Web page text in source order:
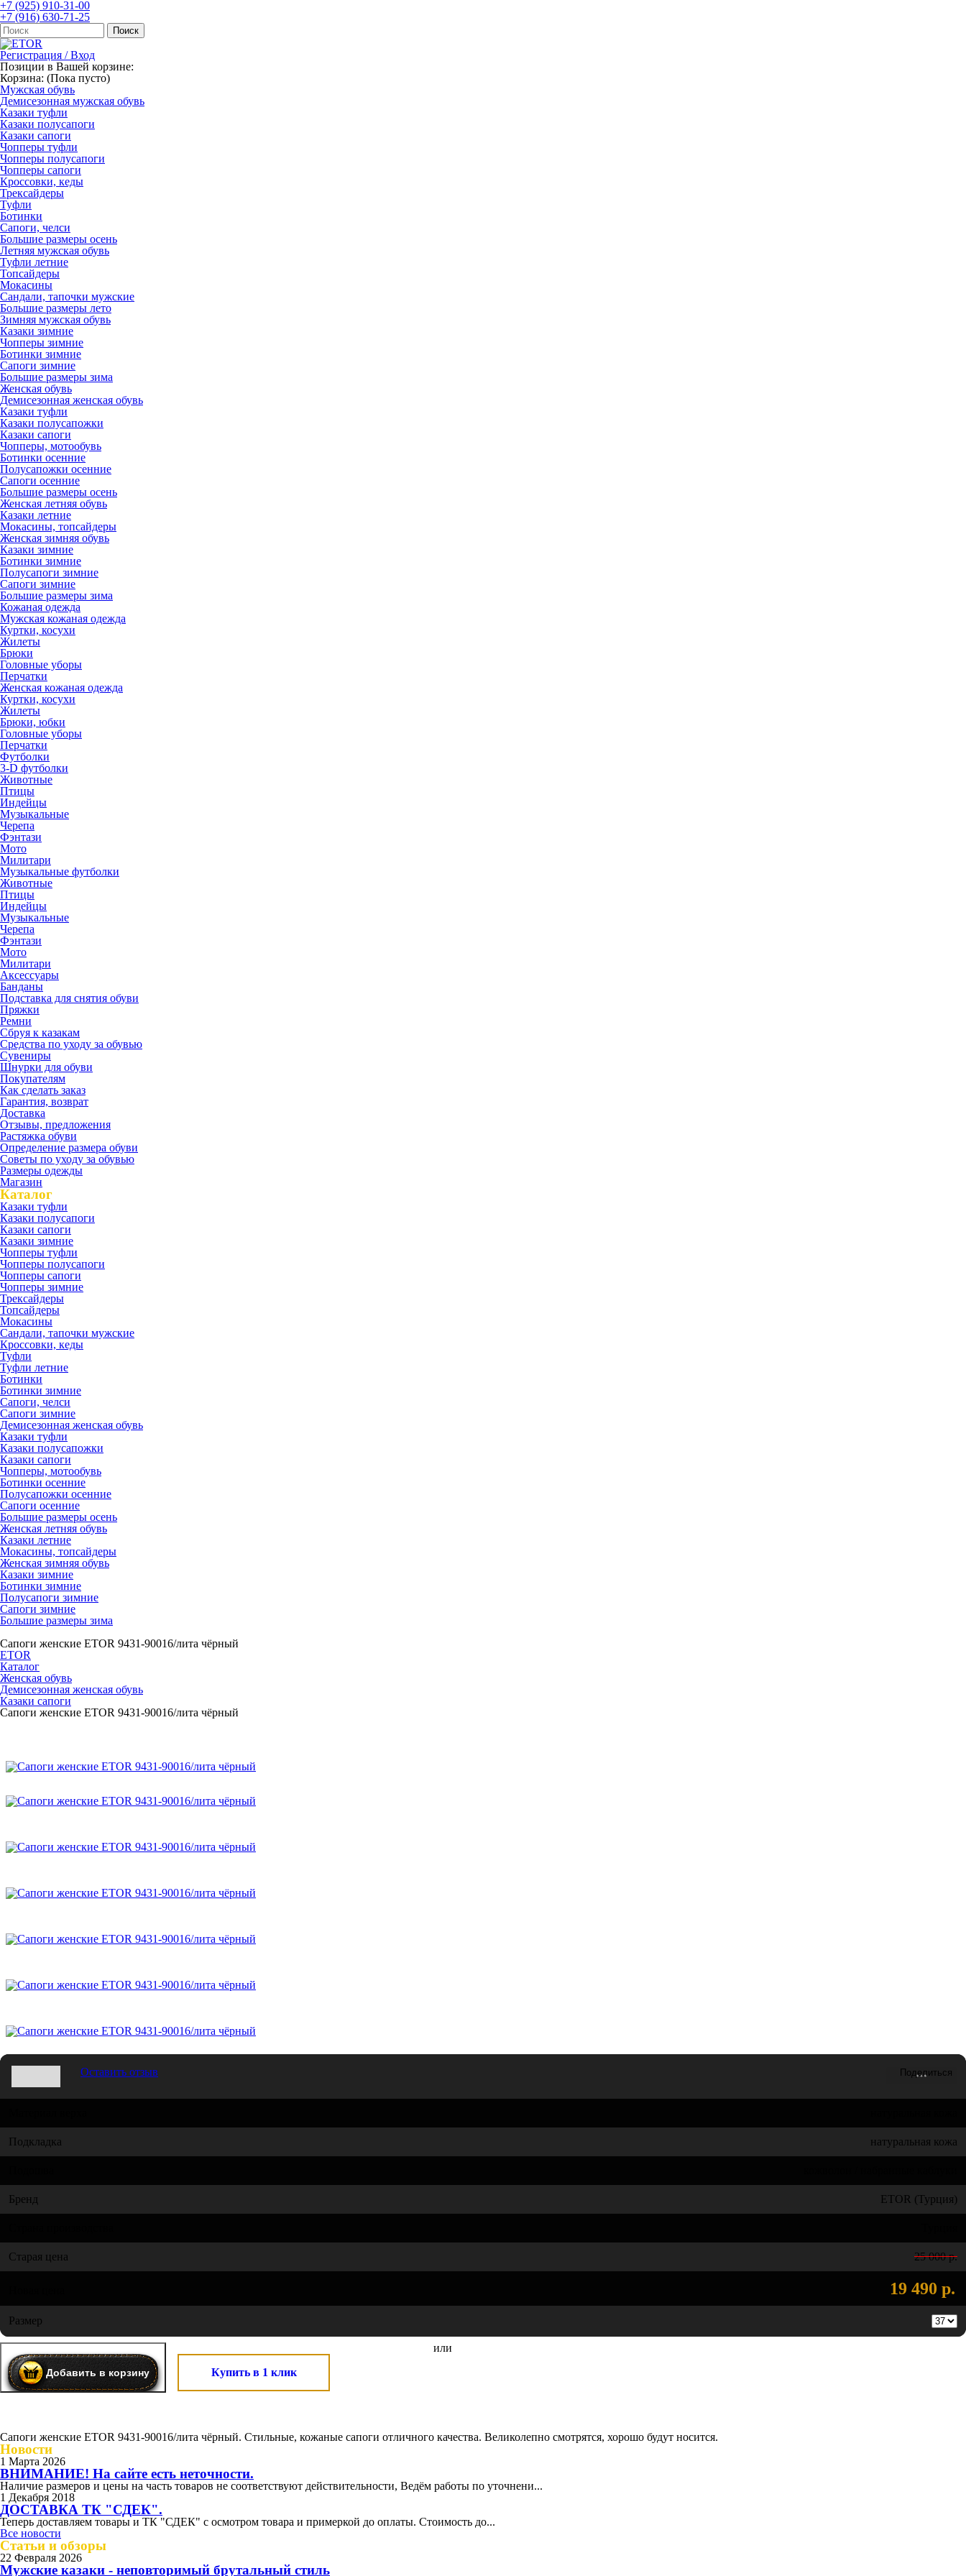
+7 (925) 910-31-00
+7 (916) 630-71-25
Регистрация / Вход
Позиции в Вашей корзине:
Корзина: (Пока пусто)
Мужская обувь
Демисезонная мужская обувь
Казаки туфли
Казаки полусапоги
Казаки сапоги
Чопперы туфли
Чопперы полусапоги
Чопперы сапоги
Кроссовки, кеды
Трексайдеры
Туфли
Ботинки
Сапоги, челси
Большие размеры осень
Летняя мужская обувь
Туфли летние
Топсайдеры
Мокасины
Сандали, тапочки мужские
Большие размеры лето
Зимняя мужская обувь
Казаки зимние
Чопперы зимние
Ботинки зимние
Сапоги зимние
Большие размеры зима
Женская обувь
Демисезонная женская обувь
Казаки туфли
Казаки полусапожки
Казаки сапоги
Чопперы, мотообувь
Ботинки осенние
Полусапожки осенние
Сапоги осенние
Большие размеры осень
Женская летняя обувь
Казаки летние
Мокасины, топсайдеры
Женская зимняя обувь
Казаки зимние
Ботинки зимние
Полусапоги зимние
Сапоги зимние
Большие размеры зима
Кожаная одежда
Мужская кожаная одежда
Куртки, косухи
Жилеты
Брюки
Головные уборы
Перчатки
Женская кожаная одежда
Куртки, косухи
Жилеты
Брюки, юбки
Головные уборы
Перчатки
Футболки
3-D футболки
Животные
Птицы
Индейцы
Музыкальные
Черепа
Фэнтази
Мото
Милитари
Музыкальные футболки
Животные
Птицы
Индейцы
Музыкальные
Черепа
Фэнтази
Мото
Милитари
Аксессуары
Банданы
Подставка для снятия обуви
Пряжки
Ремни
Сбруя к казакам
Средства по уходу за обувью
Сувениры
Шнурки для обуви
Покупателям
Как сделать заказ
Гарантия, возврат
Доставка
Отзывы, предложения
Растяжка обуви
Определение размера обуви
Советы по уходу за обувью
Размеры одежды
Магазин
Каталог
Казаки туфли
Казаки полусапоги
Казаки сапоги
Казаки зимние
Чопперы туфли
Чопперы полусапоги
Чопперы сапоги
Чопперы зимние
Трексайдеры
Топсайдеры
Мокасины
Сандали, тапочки мужские
Кроссовки, кеды
Туфли
Туфли летние
Ботинки
Ботинки зимние
Сапоги, челси
Сапоги зимние
Демисезонная женская обувь
Казаки туфли
Казаки полусапожки
Казаки сапоги
Чопперы, мотообувь
Ботинки осенние
Полусапожки осенние
Сапоги осенние
Большие размеры осень
Женская летняя обувь
Казаки летние
Мокасины, топсайдеры
Женская зимняя обувь
Казаки зимние
Ботинки зимние
Полусапоги зимние
Сапоги зимние
Большие размеры зима
Сапоги женские ETOR 9431-90016/лита чёрный
ETOR
Каталог
Женская обувь
Демисезонная женская обувь
Казаки сапоги
Сапоги женские ETOR 9431-90016/лита чёрный
Оставить отзыв
Подкладка натуральная кожа
Бренд ETOR (Турция)
Старая цена 25 000 р.
19 490 р.
Размер
или
Купить в 1 клик
Сапоги женские ETOR 9431-90016/лита чёрный. Стильные, кожаные сапоги отличного качества. Великолепно смотрятся, хорошо будут носится.
Новости
1 Марта 2026
ВНИМАНИЕ! На сайте есть неточности.
Наличие размеров и цены на часть товаров не соответствуют действительности, Ведём работы по уточнени...
1 Декабря 2018
ДОСТАВКА ТК "СДЕК".
Теперь доставляем товары и ТК "СДЕК" с осмотром товара и примеркой до оплаты. Стоимость до...
Все новости
Статьи и обзоры
22 Февраля 2026
Мужские казаки - неповторимый брутальный стиль